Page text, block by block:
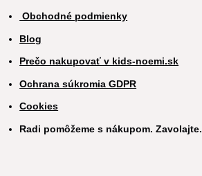
Obchodné podmienky
Blog
Prečo nakupovať v kids-noemi.sk
Ochrana súkromia GDPR
Cookies
Radi pomôžeme s nákupom. Zavolajte.